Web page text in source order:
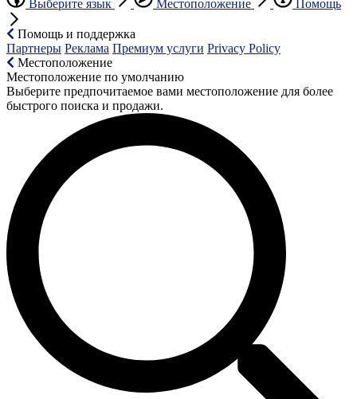
Выберите язык Местоположение Помощь
Помощь и поддержка
Партнеры Реклама Премиум услуги Privacy Policy
Местоположение
Местоположение по умолчанию
Выберите предпочитаемое вами местоположение для более
быстрого поиска и продажи.